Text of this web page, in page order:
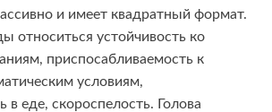
и имеет квадратный формат.
относиться устойчивость ко
приспосабливаемость к
условиям,
в еде, скороспелость. Голова